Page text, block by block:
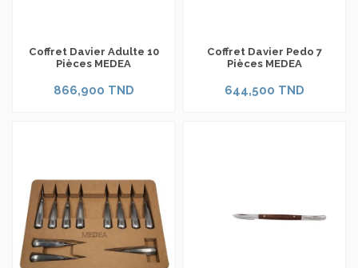
Coffret Davier Adulte 10
Pièces MEDEA
866,900 TND
Coffret Davier Pedo 7
Pièces MEDEA
644,500 TND